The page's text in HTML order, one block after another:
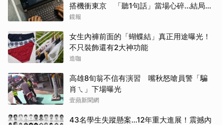
搭機衝東京 「聽1句話」當場心碎...結局看
哭網
鏡報
女生內褲前面的「蝴蝶結」真正用途曝光！
不只裝飾還有2大神功能
造咖
高雄8旬翁不信有演習 嘴秋怒嗆員警「騙
肖ㄟ」下場曝光
壹蘋新聞網
43名學生失蹤懸案...12年重大進展！震撼內